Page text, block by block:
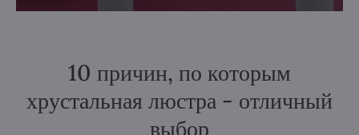
10 причин, по которым
хрустальная люстра - отличный
выбор